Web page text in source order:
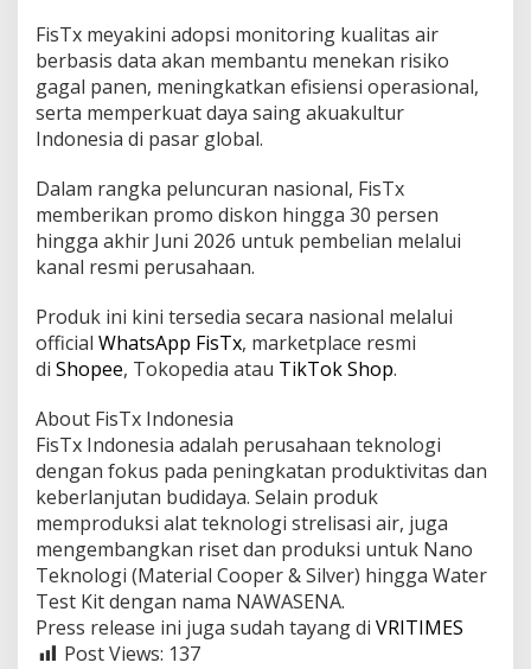
FisTx meyakini adopsi monitoring kualitas air
berbasis data akan membantu menekan risiko
gagal panen, meningkatkan efisiensi operasional,
serta memperkuat daya saing akuakultur
Indonesia di pasar global.
Dalam rangka peluncuran nasional, FisTx
memberikan promo diskon hingga 30 persen
hingga akhir Juni 2026 untuk pembelian melalui
kanal resmi perusahaan.
Produk ini kini tersedia secara nasional melalui
official WhatsApp FisTx, marketplace resmi
di Shopee, Tokopedia atau TikTok Shop.
About FisTx Indonesia
FisTx Indonesia adalah perusahaan teknologi
dengan fokus pada peningkatan produktivitas dan
keberlanjutan budidaya. Selain produk
memproduksi alat teknologi strelisasi air, juga
mengembangkan riset dan produksi untuk Nano
Teknologi (Material Cooper & Silver) hingga Water
Test Kit dengan nama NAWASENA.
Press release ini juga sudah tayang di VRITIMES
Post Views: 137